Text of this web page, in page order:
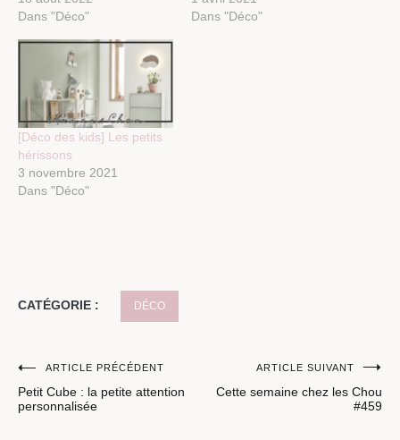
Dans "Déco"
Dans "Déco"
[Déco des kids] Les petits
hérissons
3 novembre 2021
Dans "Déco"
CATÉGORIE : DÉCO
Navigation
de
ARTICLE PRÉCÉDENT
Petit Cube : la petite attention
personnalisée
ARTICLE SUIVANT
Cette semaine chez les Chou
#459